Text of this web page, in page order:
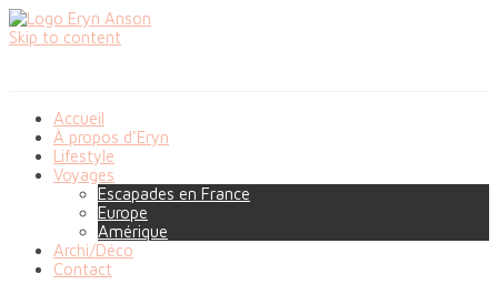
Skip to content
Accueil
À propos d’Eryn
Lifestyle
Voyages
Escapades en France
Europe
Amérique
Archi/Déco
Contact